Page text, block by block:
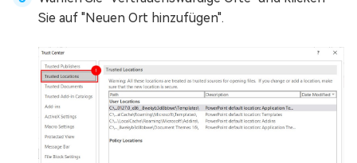
Sie auf "Neuen Ort hinzufügen".